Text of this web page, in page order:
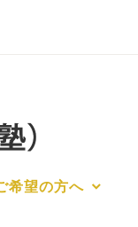
希望の方へ